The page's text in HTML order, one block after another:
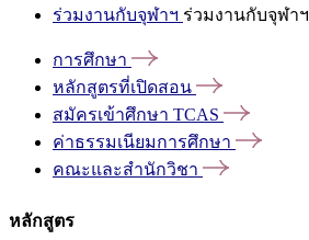
ร่วมงานกับจุฬาฯ ร่วมงานกับจุฬาฯ
การศึกษา
หลักสูตรที่เปิดสอน
สมัครเข้าศึกษา TCAS
ค่าธรรมเนียมการศึกษา
คณะและสำนักวิชา
หลักสูตร